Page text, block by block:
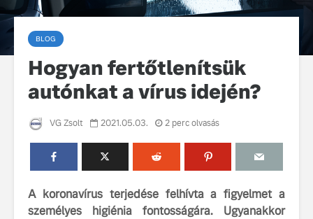
BLOG
Hogyan fertőtlenítsük
autónkat a vírus idején?
VG Zsolt 2021.05.03. 2 perc olvasás
A koronavírus terjedése felhívta a figyelmet a
személyes higiénia fontosságára. Ugyanakkor